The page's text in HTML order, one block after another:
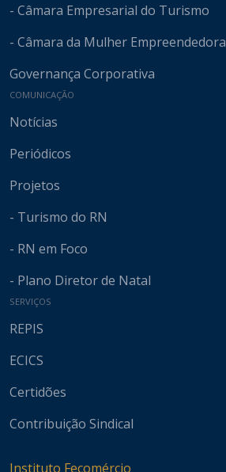
- Câmara Empresarial do Turismo
- Câmara da Mulher Empreendedora
Governança Corporativa
COMUNICAÇÃO
Notícias
Periódicos
Projetos
- Turismo do RN
- RN em Foco
- Plano Diretor de Natal
SERVIÇOS
REPIS
ECICS
Certidões
Contribuição Sindical
Instituto Fecomércio